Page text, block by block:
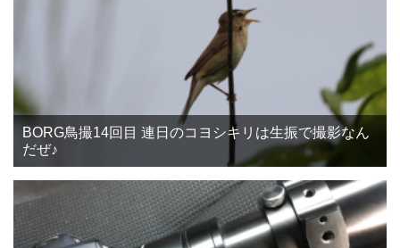
BORG鳥撮14回目 連日のコヨシキリは生振で撮影なん
だぜ♪